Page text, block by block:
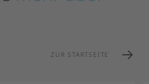
ZUR STARTSEITE